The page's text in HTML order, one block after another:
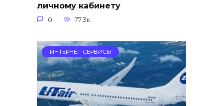
личному кабинету
0 77.3к.
ИНТЕРНЕТ-СЕРВИСЫ